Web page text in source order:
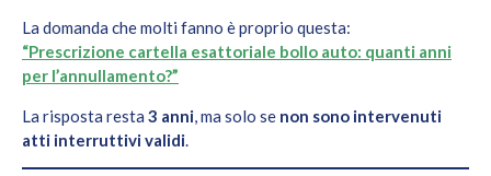
La domanda che molti fanno è proprio questa:
“Prescrizione cartella esattoriale bollo auto: quanti anni
per l’annullamento?”
La risposta resta 3 anni, ma solo se non sono intervenuti
atti interruttivi validi.